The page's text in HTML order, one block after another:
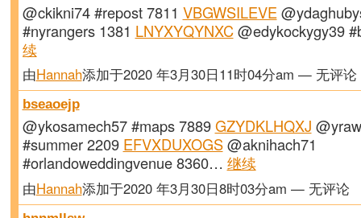
@ckikni74 #repost 7811 VBGWSILEVE
#nyrangers 1381 LNYXYQYNXC@edykockygy39
续
由Hannah添加于2020 年3月30日11时04分am — 无评论
bseaoejp
@ykosamech57 #maps 7889GZYDKLHQXJ
#summer 2209 EFVXDUXOGS@aknihach71
#orlandoweddingvenue 8360… 继续
由Hannah添加于2020 年3月30日8时03分am — 无评论